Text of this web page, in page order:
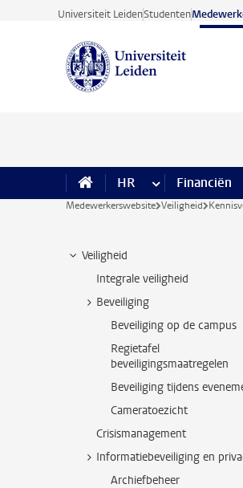
Ga direct naar de inhoud
Universiteit LeidenStudenten
HR meer HR pagina’s
Financiën
Medewerkerswebsite Veiligheid
Veiligheid
Integrale veiligheid
Beveiliging
Beveiliging op de campus
Regietafel
beveiligingsmaatregelen
Beveiliging tijdens
Cameratoezicht
Crisismanagement
Informatiebeveiliging en
Archiefbeheer